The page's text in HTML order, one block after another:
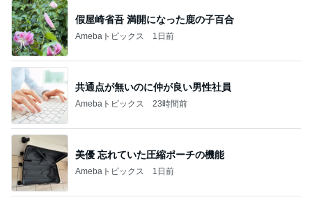
假屋崎省吾 満開になった鹿の子百合
Amebaトピックス 1日前
共通点が無いのに仲が良い男性社員
Amebaトピックス 23時間前
美優 忘れていた圧縮ポーチの機能
Amebaトピックス 1日前